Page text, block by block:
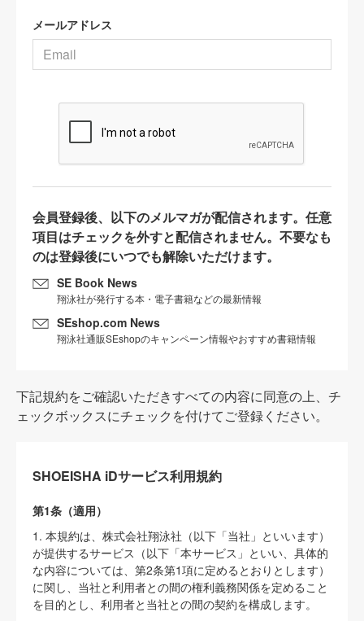
メールアドレス
会員登録後、以下のメルマガが配信されます。任意
項目はチェックを外すと配信されません。不要なも
のは登録後にいつでも解除いただけます。
SE Book News
翔泳社が発行する本・電子書籍などの最新情報
SEshop.com News
翔泳社通販SEshopのキャンペーン情報やおすすめ書籍情報
下記規約をご確認いただきすべての内容に同意の上、チ
ェックボックスにチェックを付けてご登録ください。
SHOEISHA iDサービス利用規約
第1条（適用）
1. 本規約は、株式会社翔泳社（以下「当社」といいます）
が提供するサービス（以下「本サービス」といい、具体的
な内容については、第2条第1項に定めるとおりとします）
に関し、当社と利用者との間の権利義務関係を定めること
を目的とし、利用者と当社との間の契約を構成します。